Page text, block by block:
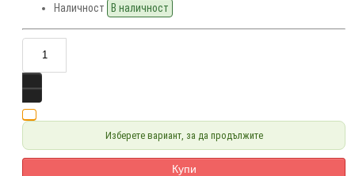
Наличност В наличност
Изберете вариант, за да продължите
Купи